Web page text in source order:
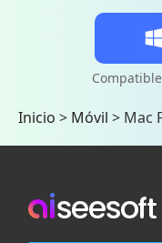
Inicio > Móvil > Mac